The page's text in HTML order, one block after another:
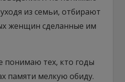
из семьи, отбирают
женщин сделанные им
понимаю тех, кто годы
памяти мелкую обиду.